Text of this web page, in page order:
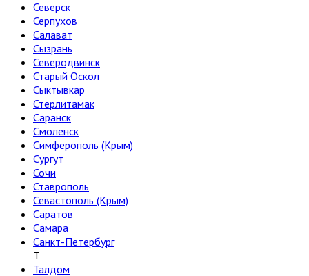
Северск
Серпухов
Салават
Сызрань
Северодвинск
Старый Оскол
Сыктывкар
Стерлитамак
Саранск
Смоленск
Симферополь (Крым)
Сургут
Сочи
Ставрополь
Севастополь (Крым)
Саратов
Самара
Санкт-Петербург
Т
Талдом